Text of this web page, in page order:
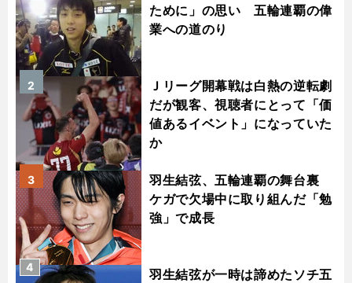
ために」の思い 五輪連覇の偉
業への道のり
Ｊリーグ開幕戦は白熱の逆転劇
だが観客、視聴者にとって「価
値あるイベント」になっていた
か
2
羽生結弦、五輪連覇の舞台裏
ケガで欠場中に取り組んだ「勉
強」で成長
3
羽生結弦が一時は諦めたソチ五
4